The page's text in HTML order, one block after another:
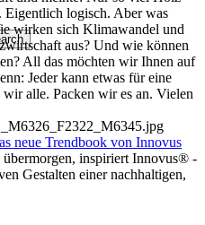
Eigentlich logisch. Aber was
wirken sich Klimawandel und
aus? Und wie können
All das möchten wir Ihnen auf
Jeder kann etwas für eine
alle. Packen wir es an. Vielen
neue Trendbook von Innovus
inspiriert Innovus® -
Gestalten einer nachhaltigen,